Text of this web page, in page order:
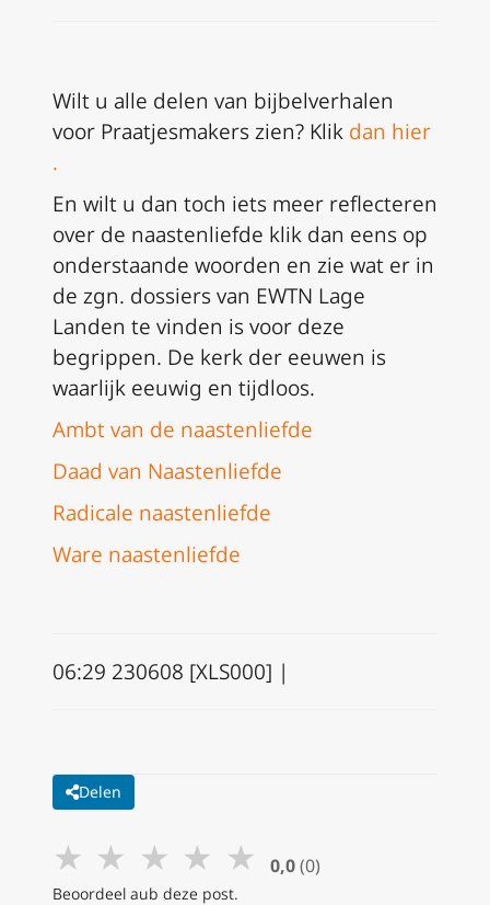
Wilt u alle delen van bijbelverhalen
voor Praatjesmakers zien? Klik dan hier
.
En wilt u dan toch iets meer reflecteren
over de naastenliefde klik dan eens op
onderstaande woorden en zie wat er in
de zgn. dossiers van EWTN Lage
Landen te vinden is voor deze
begrippen. De kerk der eeuwen is
waarlijk eeuwig en tijdloos.
Ambt van de naastenliefde
Daad van Naastenliefde
Radicale naastenliefde
Ware naastenliefde
06:29 230608 [XLS000] |
Delen
★ ★ ★ ★ ★ 0,0 (0)
Beoordeel aub deze post.